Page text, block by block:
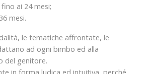
ai 24 mesi;
mesi.
le tematiche affrontate, le
ad ogni bimbo ed alla
del genitore.
in forma ludica ed intuitiva, perché